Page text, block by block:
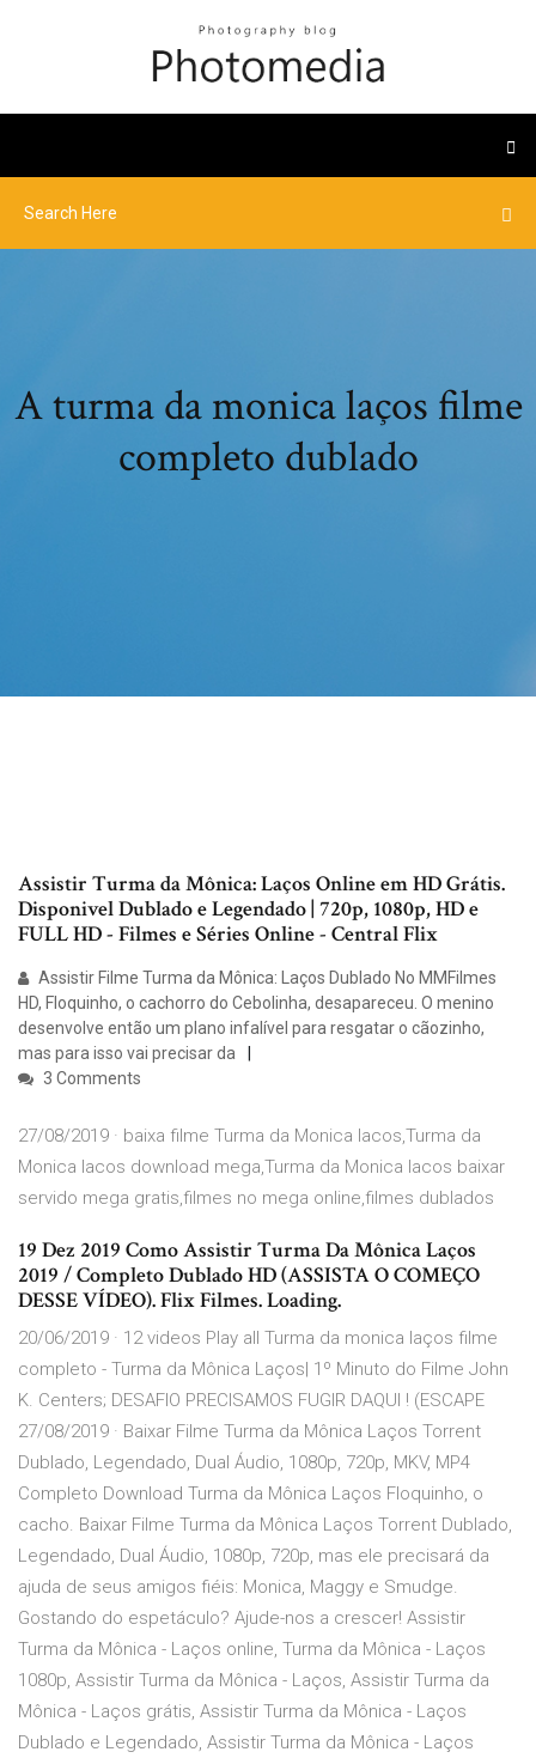
A turma da monica laços filme
completo dublado
Assistir Turma da Mônica: Laços Online em HD Grátis.
Disponivel Dublado e Legendado | 720p, 1080p, HD e
FULL HD - Filmes e Séries Online - Central Flix
Assistir Filme Turma da Mônica: Laços Dublado No MMFilmes
HD, Floquinho, o cachorro do Cebolinha, desapareceu. O menino
desenvolve então um plano infalível para resgatar o cãozinho,
mas para isso vai precisar da
3 Comments
27/08/2019 · baixa filme Turma da Monica lacos,Turma da
Monica lacos download mega,Turma da Monica lacos baixar
servido mega gratis,filmes no mega online,filmes dublados
19 Dez 2019 Como Assistir Turma Da Mônica Laços
2019 / Completo Dublado HD (ASSISTA O COMEÇO
DESSE VÍDEO). Flix Filmes. Loading.
20/06/2019 · 12 videos Play all Turma da monica laços filme
completo - Turma da Mônica Laços| 1º Minuto do Filme John
K. Centers; DESAFIO PRECISAMOS FUGIR DAQUI ! (ESCAPE
27/08/2019 · Baixar Filme Turma da Mônica Laços Torrent
Dublado, Legendado, Dual Áudio, 1080p, 720p, MKV, MP4
Completo Download Turma da Mônica Laços Floquinho, o
cacho. Baixar Filme Turma da Mônica Laços Torrent Dublado,
Legendado, Dual Áudio, 1080p, 720p, mas ele precisará da
ajuda de seus amigos fiéis: Monica, Maggy e Smudge.
Gostando do espetáculo? Ajude-nos a crescer! Assistir
Turma da Mônica - Laços online, Turma da Mônica - Laços
1080p, Assistir Turma da Mônica - Laços, Assistir Turma da
Mônica - Laços grátis, Assistir Turma da Mônica - Laços
Dublado e Legendado, Assistir Turma da Mônica - Laços